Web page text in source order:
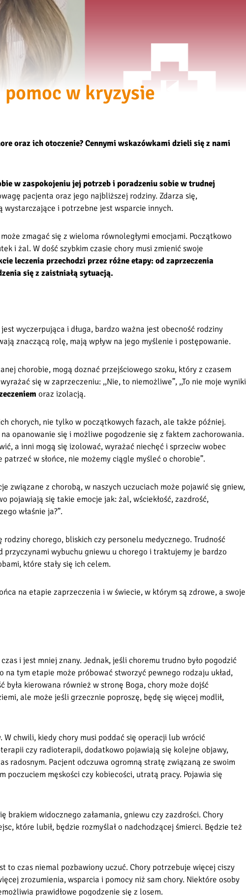
w kryzysie
oraz ich otoczenie? Cennymi wskazówkami dzieli się z nami
w zaspokojeniu jej potrzeb i poradzeniu sobie w trudnej
pacjenta oraz jego najbliższej rodziny. Zdarza się,
wystarczające i potrzebne jest wsparcie innych.
zmagać się z wieloma równoległymi emocjami. Początkowo
i żal. W dość szybkim czasie chory musi zmienić swoje
leczenia przechodzi przez różne etapy: od zaprzeczenia
się z zaistniałą sytuacją.
wyczerpująca i długa, bardzo ważna jest obecność rodziny
znaczącą rolę, mają wpływ na jego myślenie i postępowanie.
chorobie, mogą doznać przejściowego szoku, który z czasem
się w zaprzeczeniu: ,,Nie, to niemożliwe”, ,,To nie moje wyniki
oraz izolacją.
chorych, nie tylko w początkowych fazach, ale także później.
opanowanie się i możliwe pogodzenie się z faktem zachorowania.
a inni mogą się izolować, wyrażać niechęć i sprzeciw wobec
w słońce, nie możemy ciągle myśleć o chorobie”.
związane z chorobą, w naszych uczuciach może pojawić się gniew,
pojawiają się takie emocje jak: żal, wściekłość, zazdrość,
właśnie ja?”.
chorego, bliskich czy personelu medycznego. Trudność
przyczynami wybuchu gniewu u chorego i traktujemy je bardzo
które stały się ich celem.
na etapie zaprzeczenia i w świecie, w którym są zdrowe, a swoje
i jest mniej znany. Jednak, jeśli choremu trudno było pogodzić
na tym etapie może próbować stworzyć pewnego rodzaju układ,
była kierowana również w stronę Boga, chory może dojść
ale może jeśli grzecznie poproszę, będę się więcej modlił,
chwili, kiedy chory musi poddać się operacji lub wrócić
czy radioterapii, dodatkowo pojawiają się kolejne objawy,
radosnym. Pacjent odczuwa ogromną stratę związaną ze swoim
poczuciem męskości czy kobiecości, utratą pracy. Pojawia się
brakiem widocznego załamania, gniewu czy zazdrości. Chory
które lubił, będzie rozmyślał o nadchodzącej śmierci. Będzie też
to czas niemal pozbawiony uczuć. Chory potrzebuje więcej ciszy
zrozumienia, wsparcia i pomocy niż sam chory. Niektóre osoby
prawidłowe pogodzenie się z losem.